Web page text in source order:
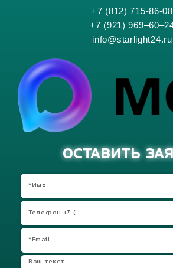
+7 (812) 715-86-08
+7 (921)
info@starlight24.ru
ОСТАВИТЬ